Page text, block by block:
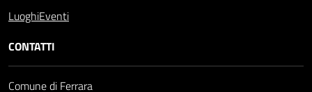
LuoghiEventi
CONTATTI
Comune di Ferrara